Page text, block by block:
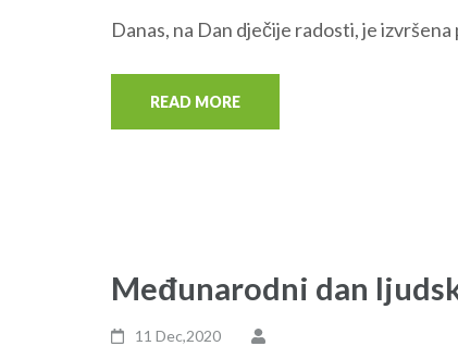
Danas, na Dan dječije radosti, je
READ MORE
Međunarodni dan
11 Dec,2020